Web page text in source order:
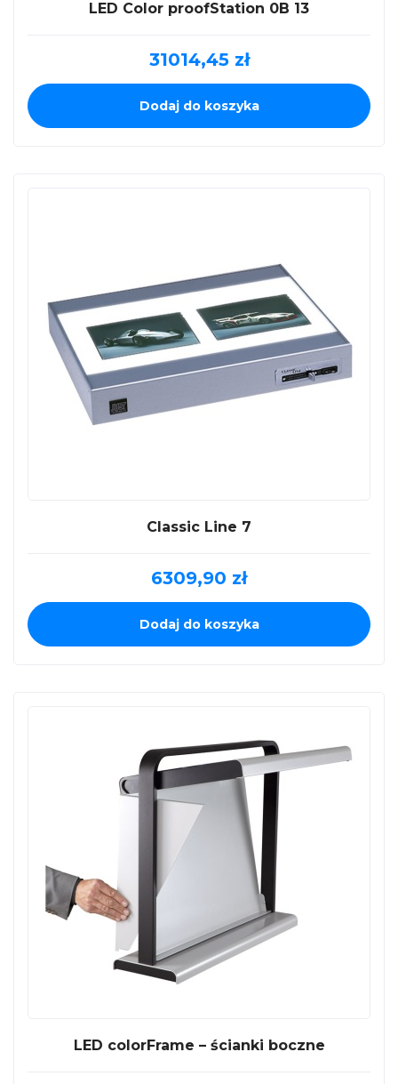
LED Color proofStation 0B 13
31014,45 zł
Dodaj do koszyka
Classic Line 7
6309,90 zł
Dodaj do koszyka
LED colorFrame – ścianki boczne